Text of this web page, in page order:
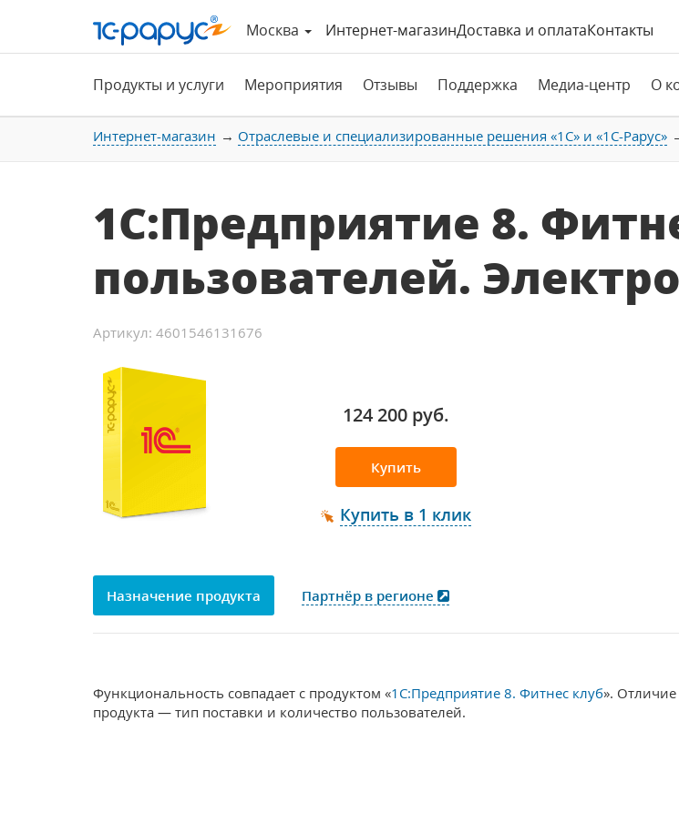
Москва Интернет-магазинДоставка и оплатаКонтакты
Продукты и услуги Мероприятия Отзывы Поддержка Медиа-центр О
Интернет-магазин Отраслевые и специализированные решения «1С» и «1С-Рарус»
1С:Предприятие 8.
пользователей.
Артикул: 4601546131676
124 200 руб.
Купить
Купить в 1 клик
Назначение продукта Партнёр в регионе
Функциональность совпадает с продуктом «1С:Предприятие 8. Фитнес клуб». Отличие
продукта — тип поставки и количество пользователей.